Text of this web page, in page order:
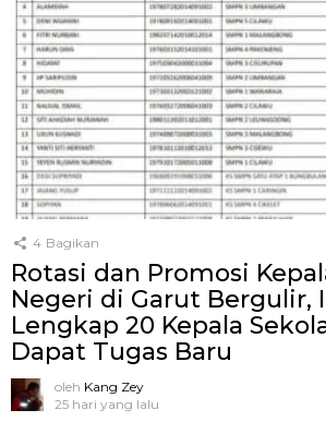
4 Bagikan
Rotasi dan Promosi
Negeri di Garut Bergulir,
Lengkap 20 Kepala
Dapat Tugas Baru
oleh Kang Zey
25 hari yang lalu